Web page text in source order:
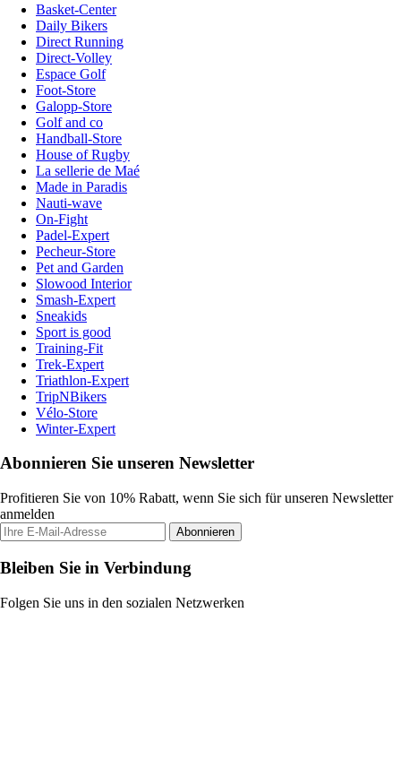
Basket-Center
Daily Bikers
Direct Running
Direct-Volley
Espace Golf
Foot-Store
Galopp-Store
Golf and co
Handball-Store
House of Rugby
La sellerie de Maé
Made in Paradis
Nauti-wave
On-Fight
Padel-Expert
Pecheur-Store
Pet and Garden
Slowood Interior
Smash-Expert
Sneakids
Sport is good
Training-Fit
Trek-Expert
Triathlon-Expert
TripNBikers
Vélo-Store
Winter-Expert
Abonnieren Sie unseren Newsletter
Profitieren Sie von 10% Rabatt, wenn Sie sich für unseren Newsletter
anmelden
Abonnieren
Bleiben Sie in Verbindung
Folgen Sie uns in den sozialen Netzwerken